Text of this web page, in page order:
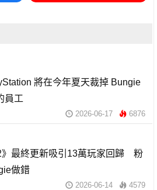
將在今年夏天裁掉 Bungie
員工
2026-06-17 6876
》最終更新吸引13萬玩家回歸 粉
做錯
2026-06-14 4579